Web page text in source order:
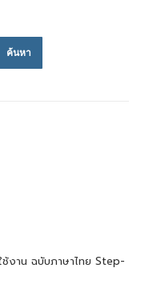
ค้นหา
งาน ฉบับภาษาไทย Step-